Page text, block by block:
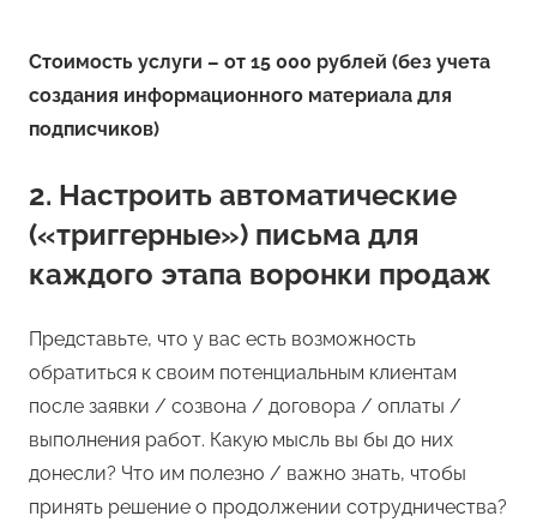
Стоимость услуги – от 15 000 рублей (без учета
создания информационного материала для
подписчиков)
2. Настроить автоматические
(«триггерные») письма для
каждого этапа воронки продаж
Представьте, что у вас есть возможность
обратиться к своим потенциальным клиентам
после заявки / созвона / договора / оплаты /
выполнения работ. Какую мысль вы бы до них
донесли? Что им полезно / важно знать, чтобы
принять решение о продолжении сотрудничества?